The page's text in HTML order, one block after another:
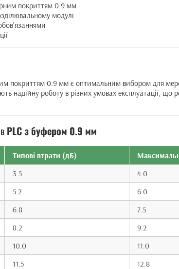
покриттям 0.9 мм
модулі
покриттям 0.9 мм є оптимальним вибором для
надійну роботу в різних умовах експлуатації,
PLC з буфером 0.9 мм
Типові втрати (дБ)
3.5 4.0
5.2 6.0
6.8 7.5
8.2 9.2
10.0 11.0
11.5 12.8